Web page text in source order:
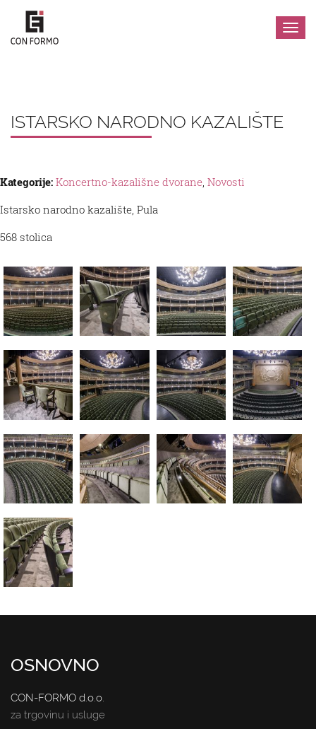
ISTARSKO NARODNO KAZALIŠTE
Kategorije: Koncertno-kazališne dvorane, Novosti
Istarsko narodno kazalište, Pula
568 stolica
OSNOVNO
CON-FORMO d.o.o.
za trgovinu i usluge